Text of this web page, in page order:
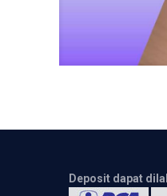
Deposit dapat